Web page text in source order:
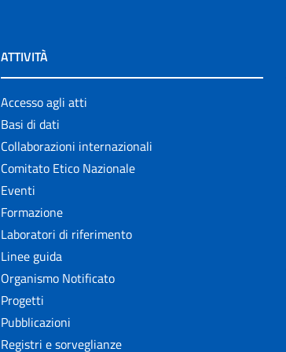
ATTIVITÀ
Accesso agli atti
Basi di dati
Collaborazioni internazionali
Comitato Etico Nazionale
Eventi
Formazione
Laboratori di riferimento
Linee guida
Organismo Notificato
Progetti
Pubblicazioni
Registri e sorveglianze